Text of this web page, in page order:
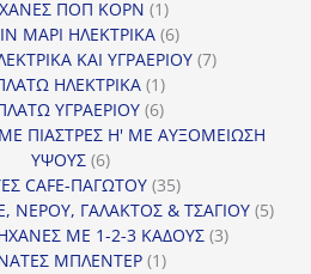
ΠΟΠ ΚΟΡΝ 11
προϊόν
ΜΑΡΙ ΗΛΕΚΤΡΙΚΑ 66
προϊόντα
ΚΑΙ ΥΓΡΑΕΡΙΟΥ 77
ΗΛΕΚΤΡΙΚΑ 11
προϊόν
ΥΓΡΑΕΡΙΟΥ 66
προϊόντα
ΠΙΑΣΤΡΕΣ Η' ΜΕ ΑΥΞΟΜΕΙΩΣΗ
ΥΨΟΥΣ 66
προϊόντα
CAFE-ΠΑΓΩΤΟΥ 3535
προϊόντα
ΝΕΡΟΥ, ΓΑΛΑΚΤΟΣ & ΤΣΑΓΙΟΥ 55
ΜΕ 1-2-3 ΚΑΔΟΥΣ 33
ΜΠΛΕΝΤΕΡ 11